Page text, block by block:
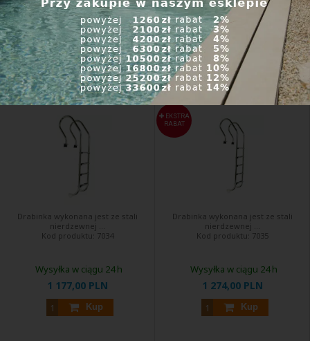
945,00 PLN
Kup
1 063,00 PLN
Kup
Drabina ze stali nierdzewnej
Mixta 4 stopnie, AISI 304
Drabinka wykonana jest ze stali
nierdzewnej ...
Kod produktu: 7034
1 177,00 PLN
Kup
Wysyłka w ciągu 24 h
Drabina ze stali nierdzewnej
Mixta 5 stopni, AISI 304
EKSTRA
RABAT
Drabinka wykonana jest ze stali
nierdzewnej ...
Kod produktu: 7035
1 274,00 PLN
Kup
Wysyłka w ciągu 24 h